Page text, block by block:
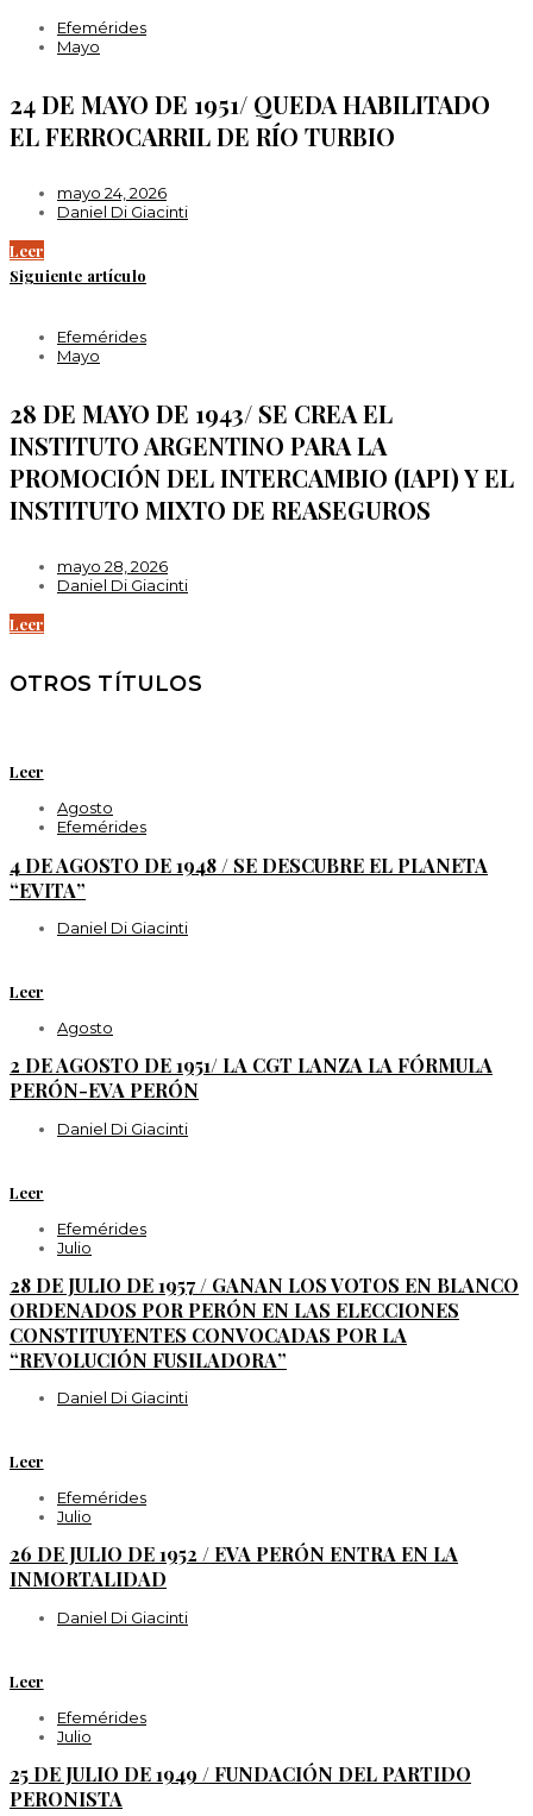
Efemérides
Mayo
24 DE MAYO DE 1951/ QUEDA HABILITADO
EL FERROCARRIL DE RÍO TURBIO
mayo 24, 2026
Daniel Di Giacinti
Leer
Siguiente artículo
Efemérides
Mayo
28 DE MAYO DE 1943/ SE CREA EL
INSTITUTO ARGENTINO PARA LA
PROMOCIÓN DEL INTERCAMBIO (IAPI) Y EL
INSTITUTO MIXTO DE REASEGUROS
mayo 28, 2026
Daniel Di Giacinti
Leer
OTROS TÍTULOS
Leer
Agosto
Efemérides
4 DE AGOSTO DE 1948 / SE DESCUBRE EL PLANETA
“EVITA”
Daniel Di Giacinti
Leer
Agosto
2 DE AGOSTO DE 1951/ LA CGT LANZA LA FÓRMULA
PERÓN-EVA PERÓN
Daniel Di Giacinti
Leer
Efemérides
Julio
28 DE JULIO DE 1957 / GANAN LOS VOTOS EN BLANCO
ORDENADOS POR PERÓN EN LAS ELECCIONES
CONSTITUYENTES CONVOCADAS POR LA
“REVOLUCIÓN FUSILADORA”
Daniel Di Giacinti
Leer
Efemérides
Julio
26 DE JULIO DE 1952 / EVA PERÓN ENTRA EN LA
INMORTALIDAD
Daniel Di Giacinti
Leer
Efemérides
Julio
25 DE JULIO DE 1949 / FUNDACIÓN DEL PARTIDO
PERONISTA